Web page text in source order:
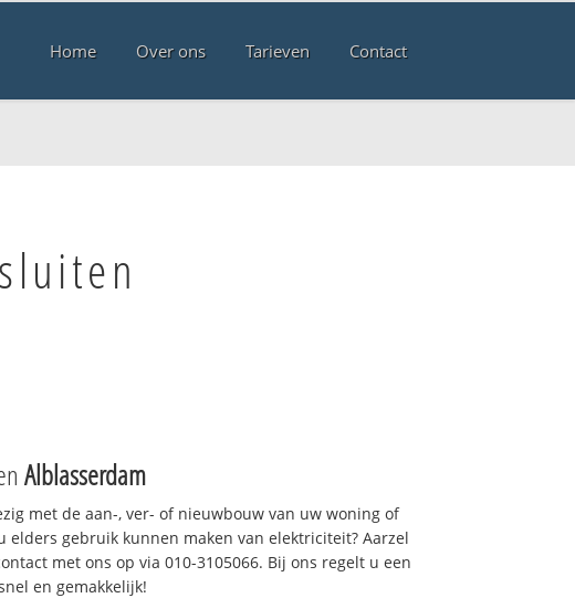
Home Over ons Tarieven Contact
Alblasserdam
met de aan-, ver- of nieuwbouw van uw woning of
elders gebruik kunnen maken van elektriciteit? Aarzel
met ons op via 010-3105066. Bij ons regelt u een
en gemakkelijk!